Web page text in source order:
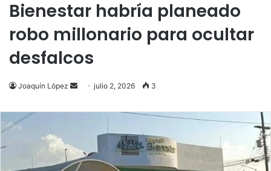
Bienestar habría planeado
robo millonario para ocultar
desfalcos
Joaquín López
Send
email
julio 2, 2026 3